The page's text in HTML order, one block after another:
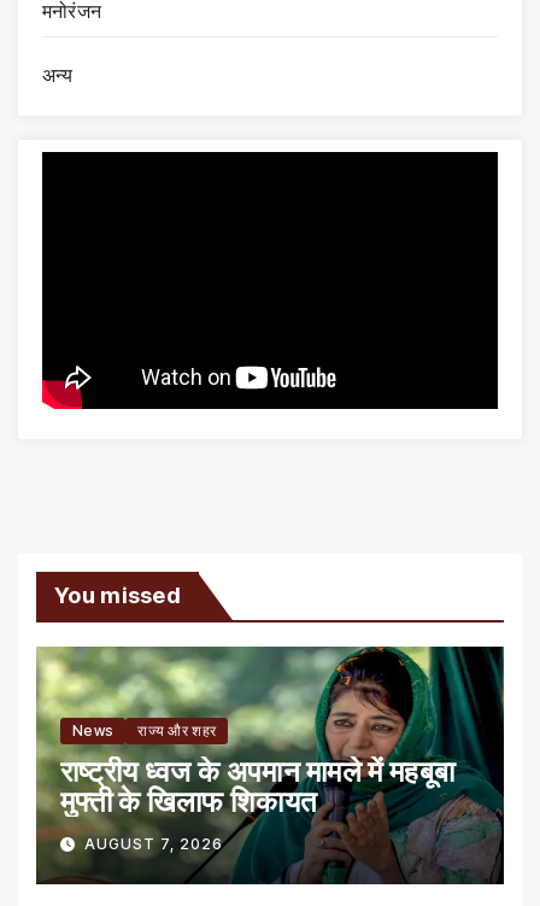
मनोरंजन
अन्य
You missed
News राज्य और शहर
राष्ट्रीय ध्वज के अपमान मामले में महबूबा
मुफ्ती के खिलाफ शिकायत
AUGUST 7, 2026